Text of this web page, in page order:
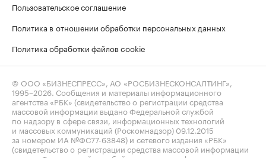
Пользовательское соглашение
Политика в отношении обработки персональных данных
Политика обработки файлов cookie
© ООО «БИЗНЕСПРЕСС», АО «РОСБИЗНЕСКОНСАЛТИНГ»,
1995–2026 . Сообщения и материалы информационного
агентства «РБК» (свидетельство о регистрации средства
массовой информации выдано Федеральной службой
по надзору в сфере связи, информационных технологий
и массовых коммуникаций (Роскомнадзор) 09.12.2015
за номером ИА №ФС77-63848) и сетевого издания «РБК»
(свидетельство о регистрации средства массовой информации